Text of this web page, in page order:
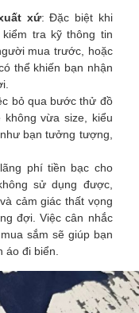
xứ: Đặc biệt khi
tra kỹ thông tin
mua trước, hoặc
thể khiến bạn nhận
bỏ qua bước thử đồ
vừa size, kiểu
bạn tưởng tượng,
phí tiền bạc cho
sử dụng được,
cảm giác thất vọng
đợi. Việc cân nhắc
sắm sẽ giúp bạn
đi biển.